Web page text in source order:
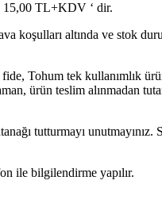
15,00 TL+KDV ‘ dir.
koşulları altında ve stok
Tohum tek kullanımlık
ürün teslim alınmadan
tutturmayı
ile bilgilendirme yapılır.